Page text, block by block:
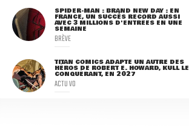
SPIDER-MAN : BRAND NEW DAY : EN
FRANCE, UN SUCCÈS RECORD AUSSI
AVEC 3 MILLIONS D'ENTRÉES EN UNE
SEMAINE
BRÈVE
TITAN COMICS ADAPTE UN AUTRE DES
HÉROS DE ROBERT E. HOWARD, KULL LE
CONQUÉRANT, EN 2027
ACTU VO